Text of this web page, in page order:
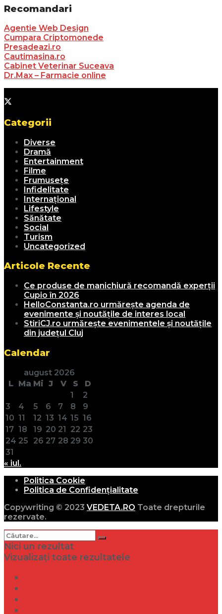
Recomandari
Agentie Web Design
Cumpara Criptomonede
Presadeazi.ro
Cautimasina.ro
Cabinet Veterinar Suceava
Dr.Max – Farmacie online
Categorii
Diverse
Dramă
Entertainment
Filme
Frumusețe
Infidelitate
Internațional
Lifestyle
Sănătate
Social
Turism
Uncategorized
Articole Recente
Ce produse de manichiură recomandă experții
Cupio în 2026
HelloConstanta.ro urmărește agenda de
evenimente și noutățile de interes local
StiriCJ.ro urmărește evenimentele și noutățile
din județul Cluj
Calendar
august 2026
L Ma Mi J V S
D
1
2
3
4 5 6 7 8
9
10 11 12 13 14 15 16
17 18 19 20 21 22 23
24 25 26 27 28 29 30
31
« iul.
Politica Cookie
Politica de Confidențialitate
Copywriting © 2023 VEDETA.RO Toate drepturile
rezervate.
Nici un rezultat
Vizualizați toate rezultatele